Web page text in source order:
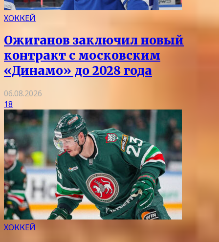
ХОККЕЙ
Ожиганов заключил новый
контракт с московским
«Динамо» до 2028 года
06.08.2026
18
ХОККЕЙ